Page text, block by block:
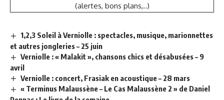
(alertes, bons plans,..)
1,2,3 Soleil à Verniolle : spectacles, musique, marionnettes
et autres jongleries – 25 juin
Verniolle : « Malakit », chansons chics et désabusées – 9
avril
Verniolle : concert, Frasiak en acoustique – 28 mars
« Terminus Malaussène – Le Cas Malaussène 2 » de Daniel